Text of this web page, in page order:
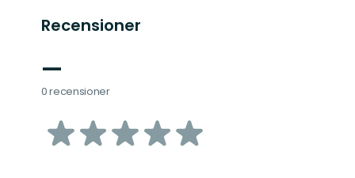
Recensioner
—
0 recensioner
av